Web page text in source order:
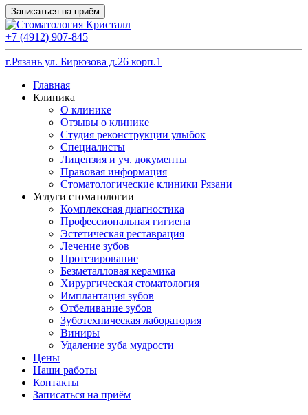
Записаться на приём
+7 (4912) 907-845
г.Рязань ул. Бирюзова д.26 корп.1
Главная
Клиника
О клинике
Отзывы о клинике
Студия реконструкции улыбок
Специалисты
Лицензия и уч. документы
Правовая информация
Стоматологические клиники Рязани
Услуги стоматологии
Комплексная диагностика
Профессиональная гигиена
Эстетическая реставрация
Лечение зубов
Протезирование
Безметалловая керамика
Хирургическая стоматология
Имплантация зубов
Отбеливание зубов
Зуботехническая лаборатория
Виниры
Удаление зуба мудрости
Цены
Наши работы
Контакты
Записаться на приём